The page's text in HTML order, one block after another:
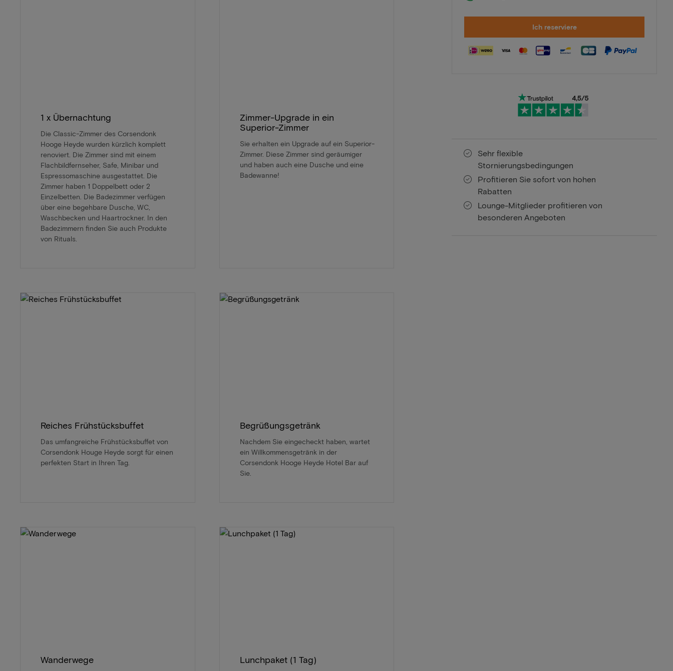
Ich reserviere
Sehr flexible
Stornierungsbedingungen
Profitieren Sie sofort von hohen
Rabatten
Lounge-Mitglieder profitieren von
besonderen Angeboten
1 x Übernachtung
Die Classic-Zimmer des Corsendonk
Hooge Heyde wurden kürzlich komplett
renoviert. Die Zimmer sind mit einem
Flachbildfernseher, Safe, Minibar und
Espressomaschine ausgestattet. Die
Zimmer haben 1 Doppelbett oder 2
Einzelbetten. Die Badezimmer verfügen
über eine begehbare Dusche, WC,
Waschbecken und Haartrockner. In den
Badezimmern finden Sie auch Produkte
von Rituals.
Zimmer-Upgrade in ein
Superior-Zimmer
Sie erhalten ein Upgrade auf ein Superior-
Zimmer. Diese Zimmer sind geräumiger
und haben auch eine Dusche und eine
Badewanne!
Reiches Frühstücksbuffet
Das umfangreiche Frühstücksbuffet von
Corsendonk Houge Heyde sorgt für einen
perfekten Start in Ihren Tag.
Begrüßungsgetränk
Nachdem Sie eingecheckt haben, wartet
ein Willkommensgetränk in der
Corsendonk Hooge Heyde Hotel Bar auf
Sie.
Wanderwege Lunchpaket (1 Tag)